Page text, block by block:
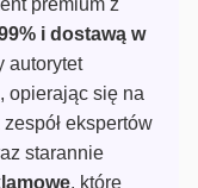
i dostawą w
autorytet
opierając się na
ekspertów
starannie
, które